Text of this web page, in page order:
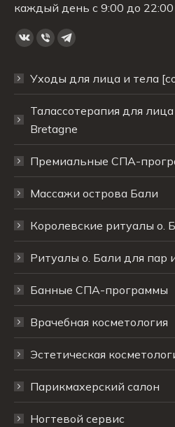
каждый день с 9:00 до 22:00
Ищите нас:
Страница
открывается
новом
окне
Страница
открывается
новом
окне
Страница
открывается
новом
окне
Уходы для лица и тела
Талассотерапия для
Bretagne
Премиальные СПА-
Массажи острова Бали
Королевские ритуалы о.
Ритуалы о. Бали для пар
Банные СПА-программы
Врачебная косметология
Эстетическая
Парикмахерский салон
Ногтевой сервис